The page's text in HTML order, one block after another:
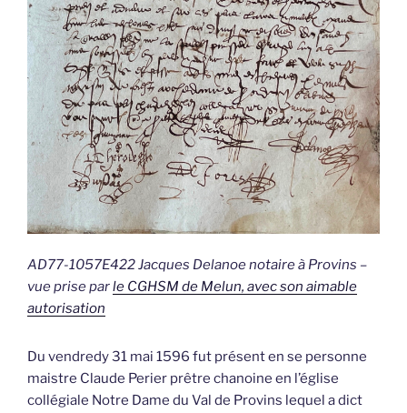
AD77-1057E422 Jacques Delanoe notaire à Provins –
vue prise parle CGHSM de Melun, avec son aimable
autorisation
Du vendredy 31 mai 1596 fut présent en se personne
maistre Claude Perier prêtre chanoine en l’église
collégiale Notre Dame du Val de Provins lequel a dict